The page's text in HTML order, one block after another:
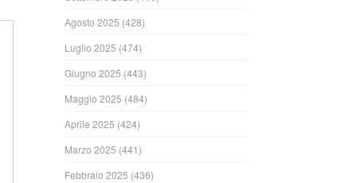
Agosto 2025 (428)
Luglio 2025 (474)
Giugno 2025 (443)
Maggio 2025 (484)
Aprile 2025 (424)
Marzo 2025 (441)
Febbraio 2025 (436)